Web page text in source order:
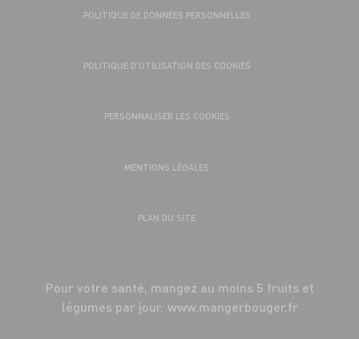
POLITIQUE DE DONNÉES PERSONNELLES
POLITIQUE D’UTILISATION DES COOKIES
PERSONNALISER LES COOKIES
MENTIONS LÉGALES
PLAN DU SITE
Pour votre santé, mangez au moins 5 fruits et
légumes par jour. www.mangerbouger.fr